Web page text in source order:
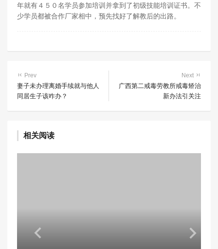
年就有４５０名学员参加培训并拿到了初级技能培训证书。不
少学员都被合作厂家相中，预先找好了解教后的出路。
Prev
妻子未办理离婚手续就与他人
同居生子该咋办？
Next
广西第二戒毒劳教所戒毒矫治
新办法引关注
相关阅读